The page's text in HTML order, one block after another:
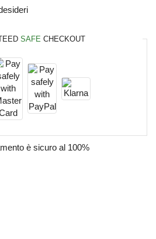
SAFE CHECKOUT
è sicuro al 100%